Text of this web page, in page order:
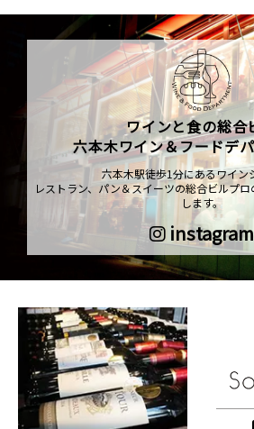
ワインと食の総合
六本木ワイン＆フードデ
六本木駅徒歩1分にあるワイン
レストラン、パン＆スイーツの総合ビルプ
します。
instagram